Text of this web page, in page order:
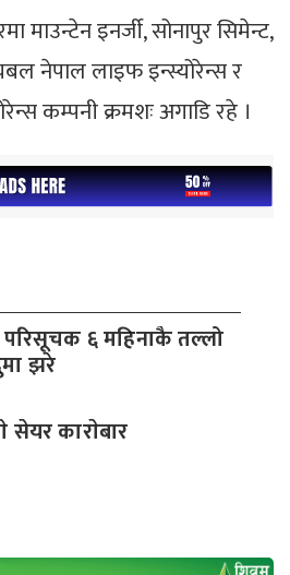
माउन्टेन इनर्जी, सोनापुर सिमेन्ट,
नेपाल लाइफ इन्स्योरेन्स र
कम्पनी क्रमशः अगाडि रहे ।
६ महिनाकै तल्लो
झरे
सेयर काराेबार